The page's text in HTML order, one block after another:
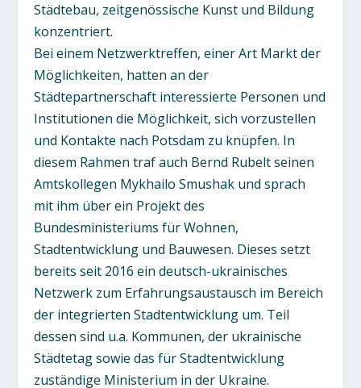
Städtebau, zeitgenössische Kunst und Bildung
konzentriert.
Bei einem Netzwerktreffen, einer Art Markt der
Möglichkeiten, hatten an der
Städtepartnerschaft interessierte Personen und
Institutionen die Möglichkeit, sich vorzustellen
und Kontakte nach Potsdam zu knüpfen. In
diesem Rahmen traf auch Bernd Rubelt seinen
Amtskollegen Mykhailo Smushak und sprach
mit ihm über ein Projekt des
Bundesministeriums für Wohnen,
Stadtentwicklung und Bauwesen. Dieses setzt
bereits seit 2016 ein deutsch-ukrainisches
Netzwerk zum Erfahrungsaustausch im Bereich
der integrierten Stadtentwicklung um. Teil
dessen sind u.a. Kommunen, der ukrainische
Städtetag sowie das für Stadtentwicklung
zuständige Ministerium in der Ukraine.